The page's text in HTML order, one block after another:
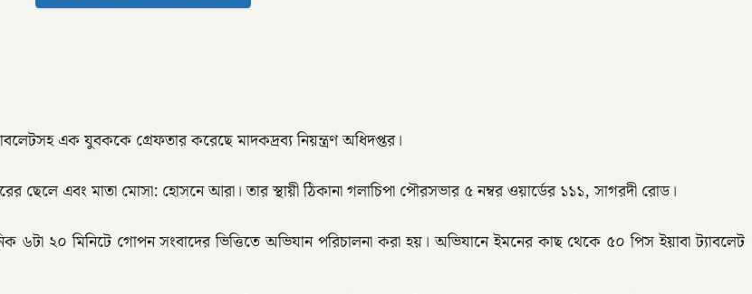
এক যুবককে গ্রেফতার করেছে মাদকদ্রব্য নিয়ন্ত্রণ অধিদপ্তর।
এবং মাতা মোসা: হোসনে আরা। তার স্থায়ী ঠিকানা গলাচিপা পৌরসভার ৫ নম্বর ওয়ার্ডের ১১১, সাগরদী রোড।
৬টা ২০ মিনিটে গোপন সংবাদের ভিত্তিতে অভিযান পরিচালনা করা হয়। অভিযানে ইমনের কাছ থেকে ৫০ পিস ইয়াবা ট্যাবলেট